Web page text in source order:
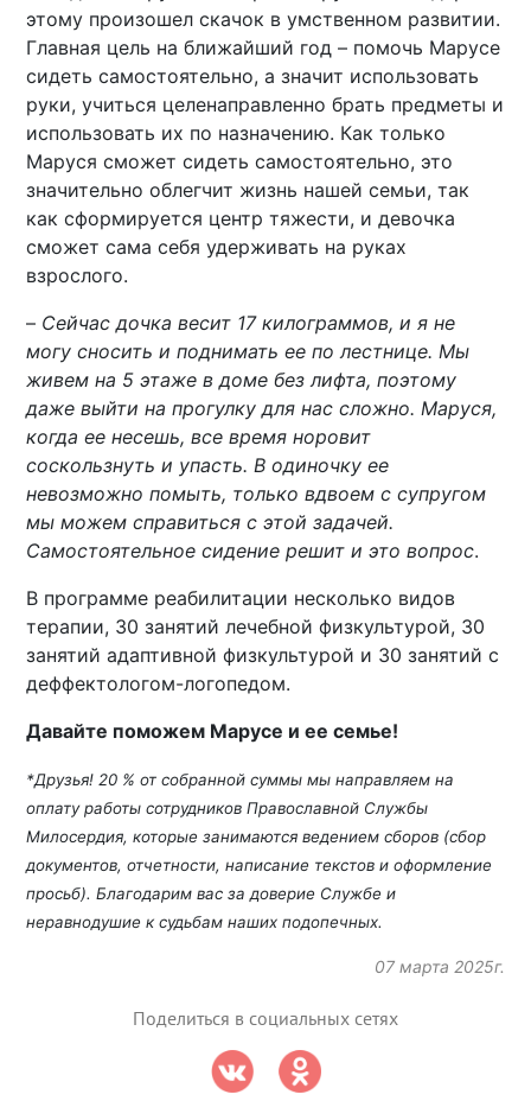
этому произошел скачок в умственном развитии.
Главная цель на ближайший год – помочь Марусе
сидеть самостоятельно, а значит использовать
руки, учиться целенаправленно брать предметы и
использовать их по назначению. Как только
Маруся сможет сидеть самостоятельно, это
значительно облегчит жизнь нашей семьи, так
как сформируется центр тяжести, и девочка
сможет сама себя удерживать на руках
взрослого.
– Сейчас дочка весит 17 килограммов, и я не
могу сносить и поднимать ее по лестнице. Мы
живем на 5 этаже в доме без лифта, поэтому
даже выйти на прогулку для нас сложно. Маруся,
когда ее несешь, все время норовит
соскользнуть и упасть. В одиночку ее
невозможно помыть, только вдвоем с супругом
мы можем справиться с этой задачей.
Самостоятельное сидение решит и это вопрос.
В программе реабилитации несколько видов
терапии, 30 занятий лечебной физкультурой, 30
занятий адаптивной физкультурой и 30 занятий с
деффектологом-логопедом.
Давайте поможем Марусе и ее семье!
*Друзья! 20 % от собранной суммы мы направляем на
оплату работы сотрудников Православной Службы
Милосердия, которые занимаются ведением сборов (сбор
документов, отчетности, написание текстов и оформление
просьб). Благодарим вас за доверие Службе и
неравнодушие к судьбам наших подопечных.
07 марта 2025г.
Поделиться в социальных сетях